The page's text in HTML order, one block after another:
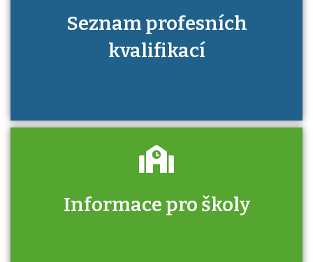
Seznam profesních
kvalifikací
Informace pro školy
Zjistěte, jak se přihlásit ke zkoušce a kde